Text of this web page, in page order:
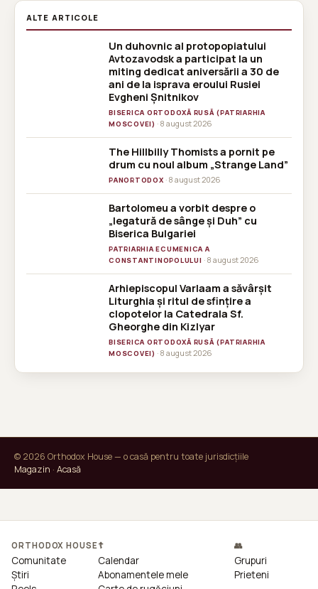
ALTE ARTICOLE
Un duhovnic al protopopiatului
Avtozavodsk a participat la un
miting dedicat aniversării a 30 de
ani de la isprava eroului Rusiei
Evgheni Șnitnikov
BISERICA ORTODOXĂ RUSĂ (PATRIARHIA
MOSCOVEI) · 8 august 2026
The Hillbilly Thomists a pornit pe
drum cu noul album „Strange Land”
PANORTODOX · 8 august 2026
CONSTANTINOPOLULUI
Bartolomeu a vorbit despre o
„legatură de sânge și Duh” cu
Biserica Bulgariei
PATRIARHIA ECUMENICA A
CONSTANTINOPOLULUI · 8 august 2026
Arhiepiscopul Varlaam a săvârșit
Liturghia și ritul de sfințire a
clopotelor la Catedrala Sf.
Gheorghe din Kizlyar
BISERICA ORTODOXĂ RUSĂ (PATRIARHIA
MOSCOVEI) · 8 august 2026
© 2026 Orthodox House — o casă pentru toate jurisdicțiile
Magazin · Acasă
ORTHODOX HOUSE
Comunitate
Știri
☦
Calendar
Abonamentele mele
👥
Grupuri
Prieteni